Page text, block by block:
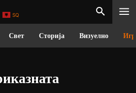
Свет Сторија Визуелно
SQ